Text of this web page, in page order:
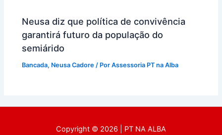
Neusa diz que política de convivência
garantirá futuro da população do
semiárido
Bancada, Neusa Cadore / PorAssessoria PT na Alba
Copyright © 2026 | PT NA ALBA